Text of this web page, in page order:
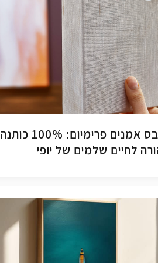
קנבס אמנים פרימיום: 100% כותנה
לחיים שלמים של יופי